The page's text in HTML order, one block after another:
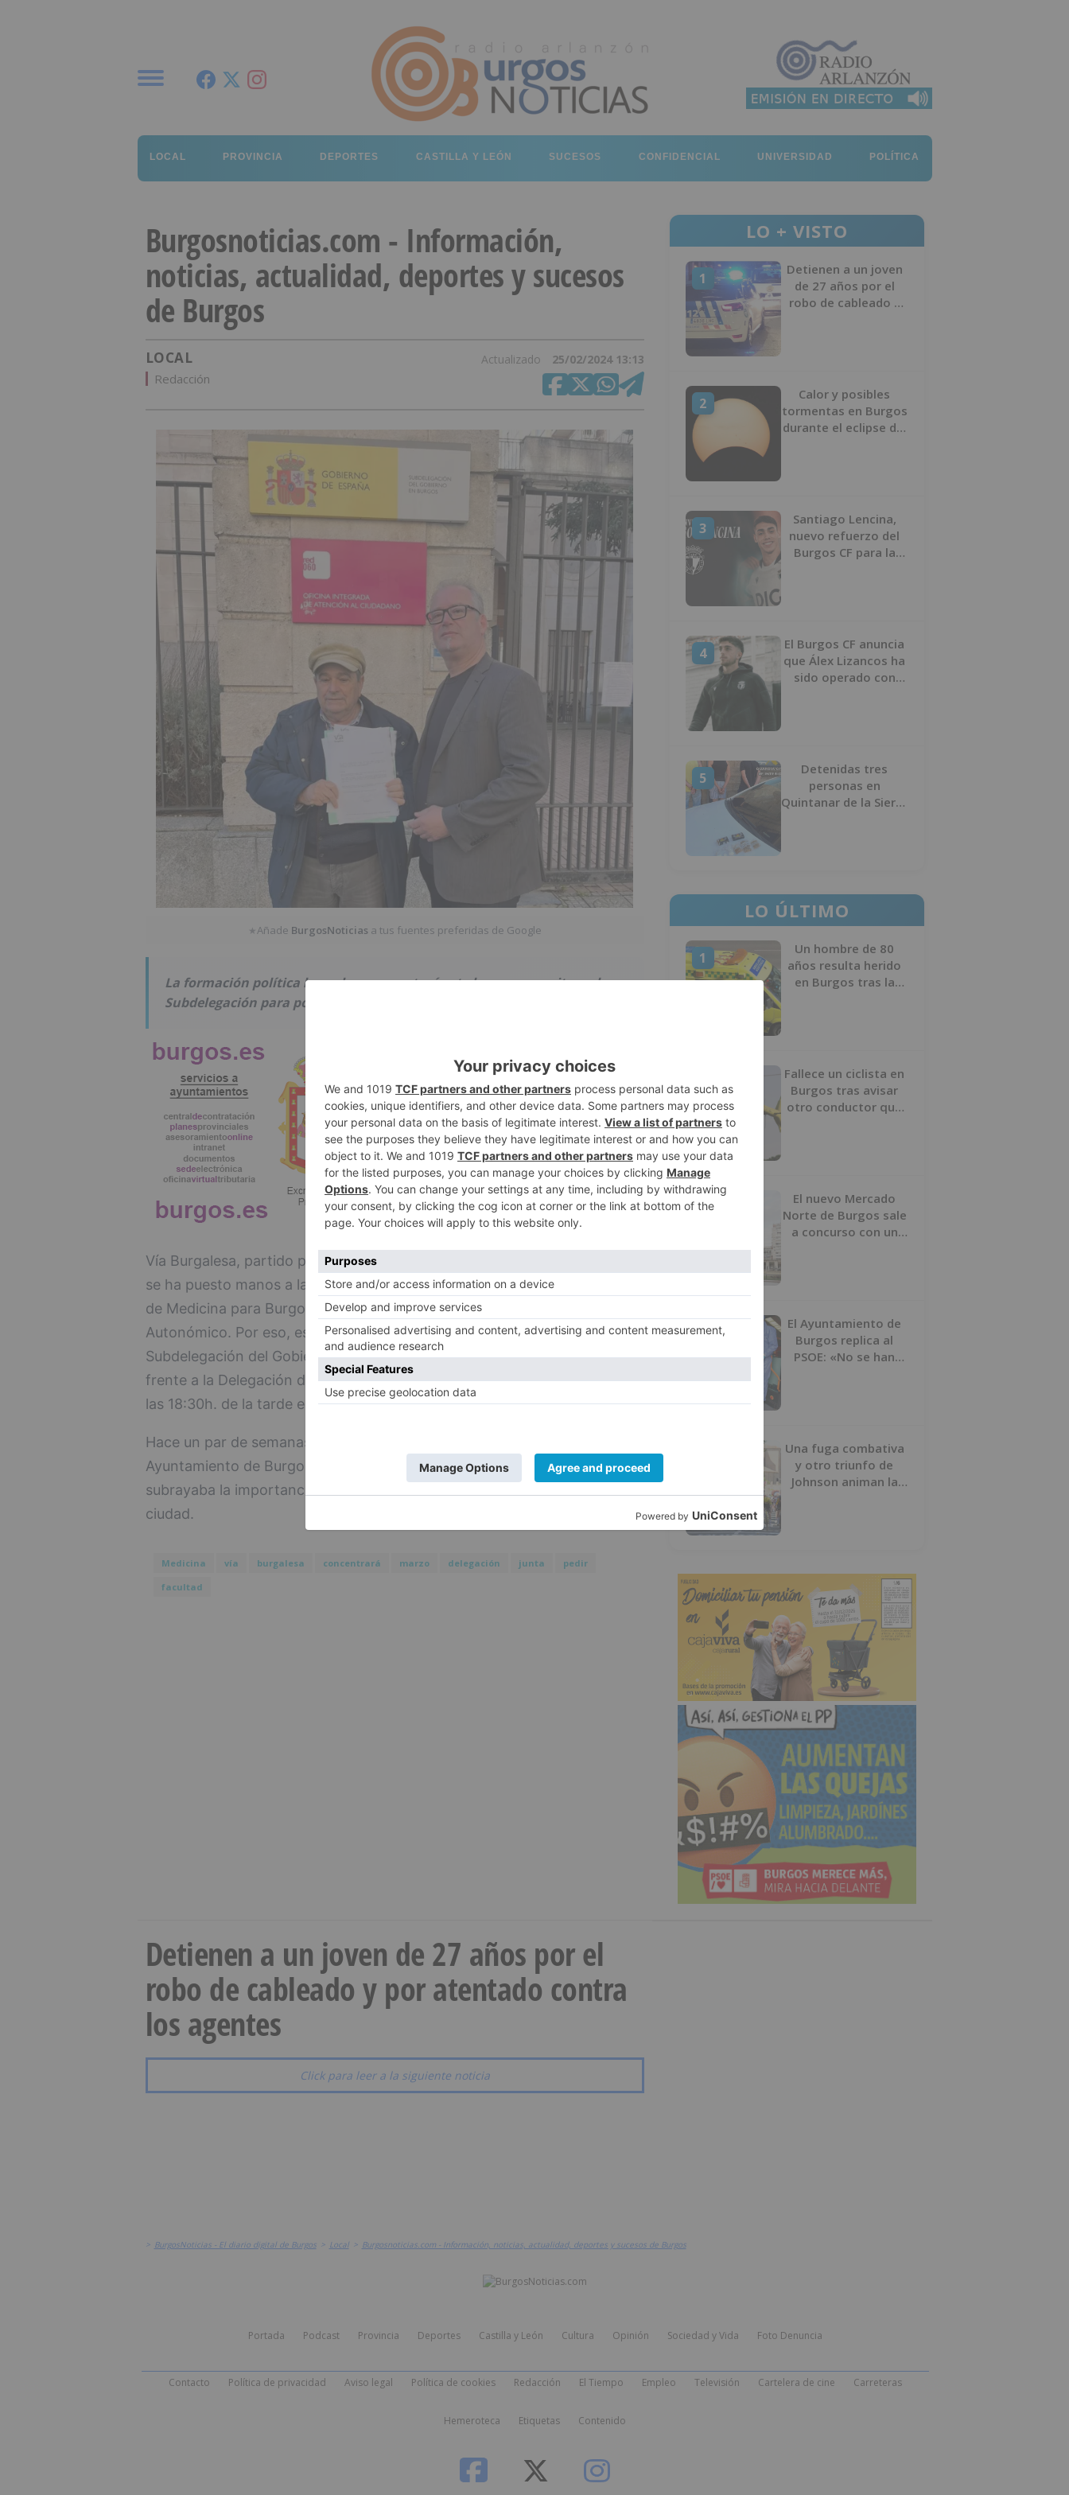
LOCAL PROVINCIA DEPORTES CASTILLA Y LEÓN SUCESOS CONFIDENCIAL UNIVERSIDAD POLÍTICA
Burgosnoticias.com - Información,
noticias, actualidad, deportes y sucesos
de Burgos
LOCAL Actualizado 25/02/2024 13:13
Redacción
★Añade BurgosNoticias a tus fuentes preferidas de Google
La formación política burgalesa presentará este lunes un escrito en la
Subdelegación para poder llevar a cabo dicha concentración
Vía Burgalesa, partido político formado por agrupaciones indepedientes,
se ha puesto manos a la obra para reivindicar la tan demandada facultad
de Medicina para Burgos, pero que suscita tan poco interés al Gobierno
Autonómico. Por eso, este lunes han registrado un escrito en la
Subdelegación del Gobierno para poder hacer factible una concentración
frente a la Delegación de la Junta, que tendrá lugar el día 15 de marzo a
las 18:30h. de la tarde en la Glorieta de Bilbao.
Hace un par de semanas, se aprobaba por unanimidad en el Pleno del
Ayuntamiento de Burgos la implantación de la Facultad de Medicina, que
subrayaba la importancia de que estos estudios se impusieran en la
ciudad.
Medicina vía burgalesa concentrará marzo delegación junta
pedir
facultad
LO + VISTO
1
Detienen a un joven
de 27 años por el
robo de cableado y
2
Calor y posibles
tormentas en Burgos
durante el eclipse del
3
Santiago Lencina,
nuevo refuerzo del
Burgos CF para la
4
El Burgos CF anuncia
que Álex Lizancos ha
sido operado con
5
Detenidas tres
personas en
Quintanar de la Sierra
LO ÚLTIMO
1
Un hombre de 80
años resulta herido
en Burgos tras la
2
Fallece un ciclista en
Burgos tras avisar
otro conductor que
3
El nuevo Mercado
Norte de Burgos sale
a concurso con un
4
El Ayuntamiento de
Burgos replica al
PSOE: «No se han
Una fuga combativa
y otro triunfo de
Johnson animan la
Detienen a un joven de 27 años por el
robo de cableado y por atentado contra
los agentes
Click para leer a la siguiente noticia
> BurgosNoticias - El diario digital de Burgos > Local > Burgosnoticias.com - Información, noticias, actualidad, deportes y sucesos de Burgos
Portada Podcast Provincia Deportes Castilla y León Cultura Opinión Sociedad y Vida Foto Denuncia
Contacto Política de privacidad Aviso legal Política de cookies Redacción El Tiempo Empleo Televisión Cartelera de cine Carreteras
Hemeroteca Etiquetas Contenido